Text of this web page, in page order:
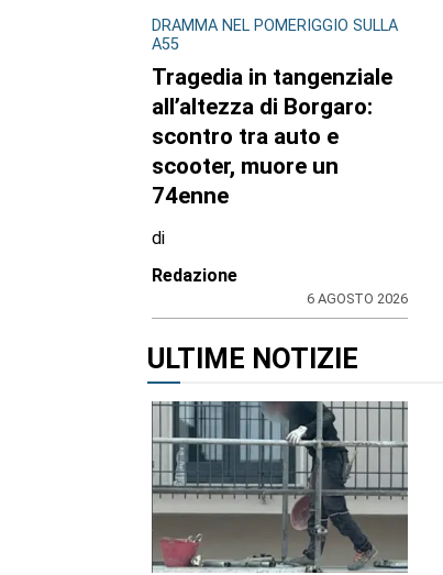
DRAMMA NEL POMERIGGIO SULLA
Tragedia in tangenziale
all’altezza di Borgaro:
scontro tra auto e
scooter, muore un
74enne
di
Redazione
ULTIME NOTIZIE